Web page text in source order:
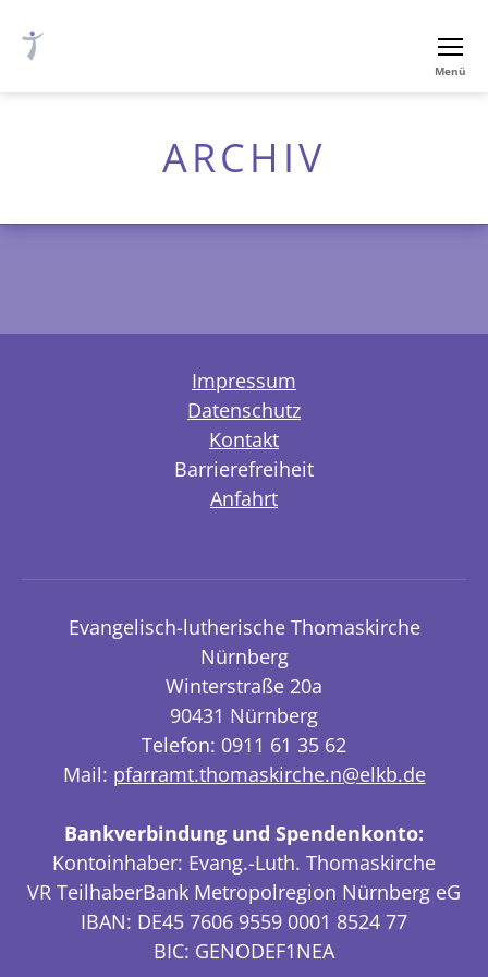
luth.
Menü
ARCHIV
Impressum
Datenschutz
Kontakt
Barrierefreiheit
Anfahrt
Evangelisch-lutherische Thomaskirche
Nürnberg
Winterstraße 20a
90431 Nürnberg
Telefon: 0911 61 35 62
Mail: pfarramt.thomaskirche.n@elkb.de
Bankverbindung und Spendenkonto:
Kontoinhaber: Evang.-Luth. Thomaskirche
VR TeilhaberBank Metropolregion Nürnberg eG
IBAN: DE45 7606 9559 0001 8524 77
BIC: GENODEF1NEA